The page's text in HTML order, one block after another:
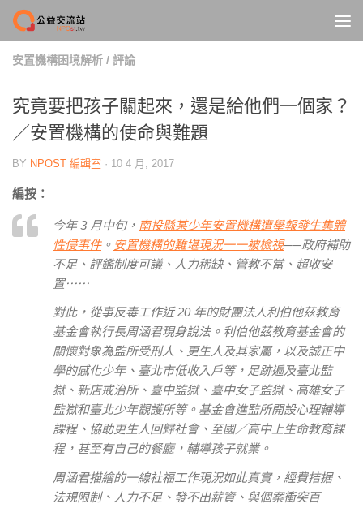
Skip to content
安置機構困境解析 / 評論
究竟要把孩子關起來，還是給他們一個家？
／安置機構的使命與難題
BY NPOST 編輯室 · 10 4 月, 2017
編按：
今年 3 月中旬， 南投縣某少年安置機構遭舉報發生集體
性侵事件。 安置機構的難堪現況一一被檢視──政府補助
不足、評鑑制度可議、人力稀缺、管教不當、超收安
置⋯⋯
對此，從事反毒工作近 20 年的財團法人利伯他茲教育
基金會執行長周涵君現身說法。利伯他茲教育基金會的
關懷對象為監所受刑人、更生人及其家屬，以及誠正中
學的感化少年、臺北市低收入戶等，足跡遍及臺北監
獄、新店戒治所、臺中監獄、臺中女子監獄、高雄女子
監獄和臺北少年觀護所等。基金會進監所開設心理輔導
課程、協助更生人回歸社會、至國／高中上生命教育課
程，甚至有自己的餐廳，輔導孩子就業。
周涵君描繪的一線社福工作現況如此真實，經費拮据、
法規限制、人力不足、發不出薪資、與個案衝突百